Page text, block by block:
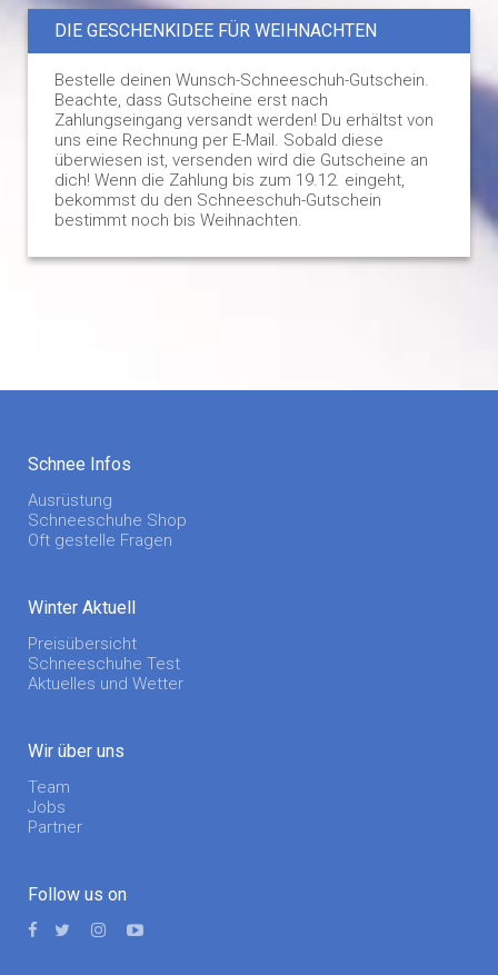
DIE GESCHENKIDEE FÜR WEIHNACHTEN
Bestelle deinen Wunsch-Schneeschuh-Gutschein.
Beachte, dass Gutscheine erst nach
Zahlungseingang versandt werden! Du erhältst von
uns eine Rechnung per E-Mail. Sobald diese
überwiesen ist, versenden wird die Gutscheine an
dich! Wenn die Zahlung bis zum 19.12. eingeht,
bekommst du den Schneeschuh-Gutschein
bestimmt noch bis Weihnachten.
Schnee Infos
Ausrüstung
Schneeschuhe Shop
Oft gestelle Fragen
Winter Aktuell
Preisübersicht
Schneeschuhe Test
Aktuelles und Wetter
Wir über uns
Team
Jobs
Partner
Follow us on